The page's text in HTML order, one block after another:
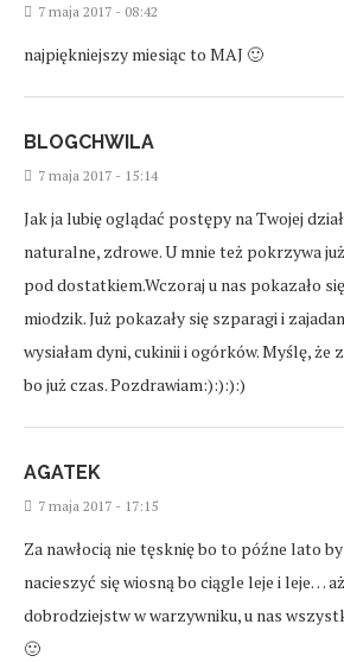
7 maja 2017 - 08:42
najpiękniejszy miesiąc to MAJ 🙂
BLOGCHWILA
7 maja 2017 - 15:14
Jak ja lubię oglądać postępy na Twojej
naturalne, zdrowe. U mnie też pokrzywa
pod dostatkiem.Wczoraj u nas pokazało
miodzik. Już pokazały się szparagi i
wysiałam dyni, cukinii i ogórków. Myślę,
bo już czas. Pozdrawiam:):):):)
AGATEK
7 maja 2017 - 17:15
Za nawłocią nie tęsknię bo to późne lato by
nacieszyć się wiosną bo ciągle leje i leje…
dobrodziejstw w warzywniku, u nas
🙂